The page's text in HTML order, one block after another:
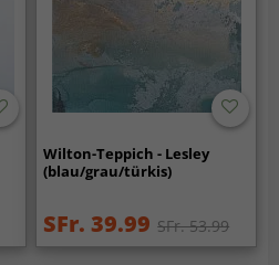
Wilton-Teppich - Lesley
(blau/grau/türkis)
SFr. 39.99 SFr. 53.99